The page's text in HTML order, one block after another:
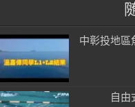
中彰投地區
自由